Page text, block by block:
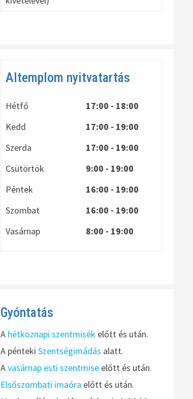
Altemplom nyitvatartás
Hétfő
17:00 - 18:00
Kedd
17:00 - 19:00
Szerda
17:00 - 19:00
Csütörtök
9:00 - 19:00
Péntek
16:00 - 19:00
Szombat
16:00 - 19:00
Vasárnap
8:00 - 19:00
Gyóntatás
A hétköznapi szentmisék előtt és után.
A péntekiSzentségimádás alatt.
Avasárnap esti szentmise előtt és után.
Elsőszombati imaóra előtt és után.